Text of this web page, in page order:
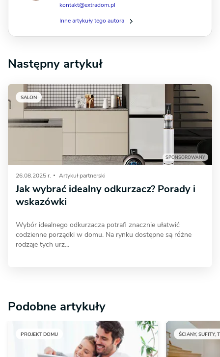
kontakt@extradom.pl
Inne artykuły tego autora
Następny artykuł
SALON
SPONSOROWANY
26.08.2025 r. Artykuł partnerski
Jak wybrać idealny odkurzacz? Porady i
wskazówki
Wybór idealnego odkurzacza potrafi znacznie ułatwić
codzienne porządki w domu. Na rynku dostępne są różne
rodzaje tych urz...
Podobne artykuły
PROJEKT DOMU ŚCIANY, SUFITY,